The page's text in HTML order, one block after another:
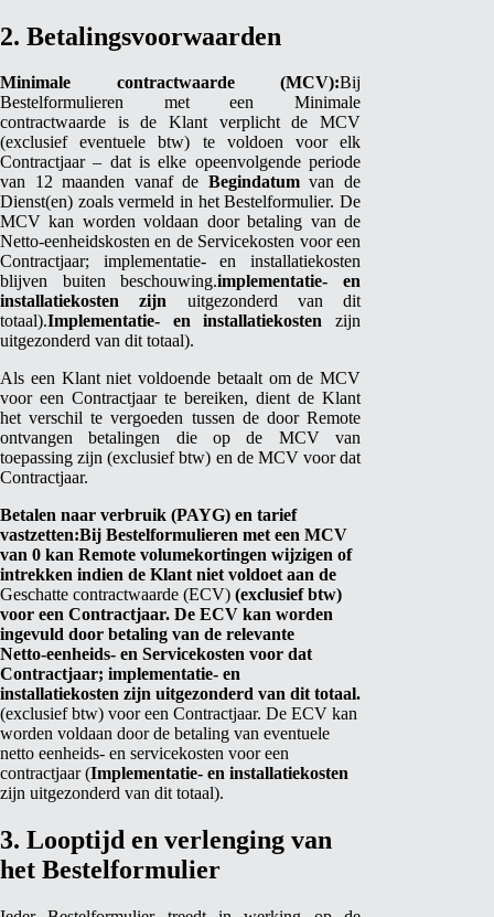
2. Betalingsvoorwaarden
Minimale contractwaarde (MCV):Bij
Bestelformulieren met een Minimale
contractwaarde is de Klant verplicht de MCV
(exclusief eventuele btw) te voldoen voor elk
Contractjaar– dat is elke opeenvolgende periode
van 12 maanden vanaf de Begindatumvan de
Dienst(en) zoals vermeld in het Bestelformulier. De
MCV kan worden voldaan door betaling van de
Netto‑eenheidskosten en de Servicekosten voor een
Contractjaar; implementatie‑ en installatiekosten
blijven buiten beschouwing.implementatie- en
installatiekosten zijn uitgezonderd van dit
totaal).Implementatie- en installatiekosten zijn
uitgezonderd van dit totaal).
Als een Klant niet voldoende betaalt om de MCV
voor een Contractjaar te bereiken, dient de Klant
het verschil te vergoeden tussen de door Remote
ontvangen betalingen die op de MCV van
toepassing zijn (exclusief btw) en de MCV voor dat
Contractjaar.
Betalen naar verbruik (PAYG) en tarief
vastzetten:Bij Bestelformulieren met een MCV
van 0 kan Remote volumekortingen wijzigen of
intrekken indien de Klant niet voldoet aan de
Geschatte contractwaarde (ECV) (exclusief btw)
voor een Contractjaar. De ECV kan worden
ingevuld door betaling van de relevante
Netto‑eenheids‑ en Servicekosten voor dat
Contractjaar; implementatie‑ en
installatiekosten zijn uitgezonderd van dit totaal.
(exclusief btw) voor een Contractjaar. De ECV kan
worden voldaan door de betaling van eventuele
netto eenheids- en servicekosten voor een
contractjaar (Implementatie- en installatiekosten
zijn uitgezonderd van dit totaal).
3. Looptijd en verlenging van
het Bestelformulier